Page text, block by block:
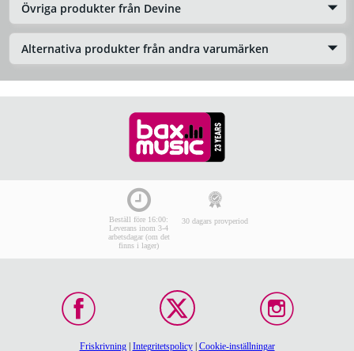
Övriga produkter från Devine
Alternativa produkter från andra varumärken
Beställ före 16:00:
Leverans inom 3-4
arbetsdagar (om det
finns i lager)
30 dagars provperiod
Friskrivning| Integritetspolicy| Cookie-inställningar